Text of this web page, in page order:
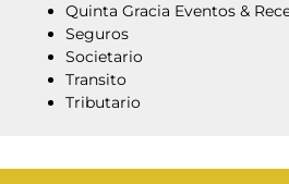
Quinta Gracia Eventos &
Seguros
Societario
Transito
Tributario